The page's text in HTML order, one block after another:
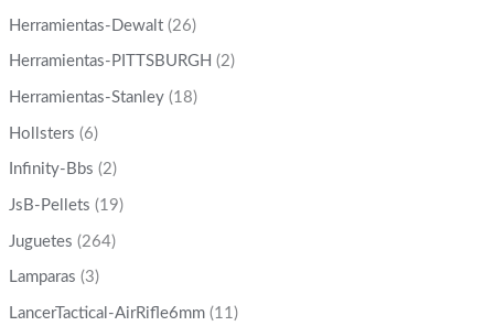
Herramientas-Dewalt (26)
Herramientas-PITTSBURGH (2)
Herramientas-Stanley (18)
Hollsters (6)
Infinity-Bbs (2)
JsB-Pellets (19)
Juguetes (264)
Lamparas (3)
LancerTactical-AirRifle6mm (11)